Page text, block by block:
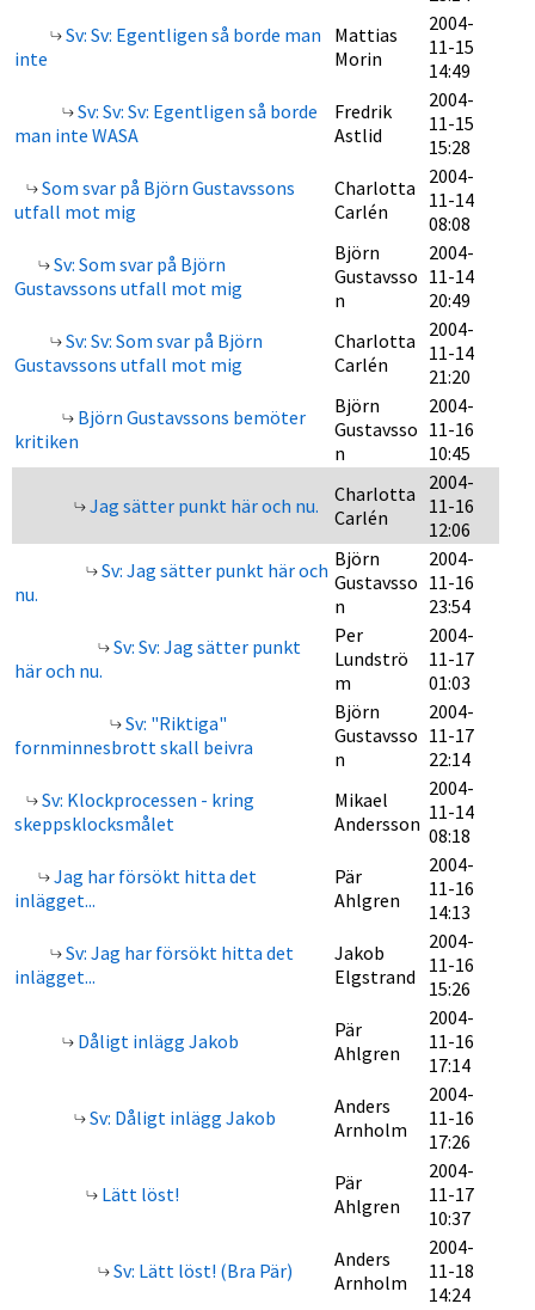
Sv: Sv: Egentligen så borde man
inte
Mattias
Morin
2004-
11-15
14:49
Sv: Sv: Sv: Egentligen så borde
man inte WASA
Fredrik
Astlid
2004-
11-15
15:28
Som svar på Björn Gustavssons
utfall mot mig
Charlotta
Carlén
2004-
11-14
08:08
Sv: Som svar på Björn
Gustavssons utfall mot mig
Björn
Gustavsso
n
2004-
11-14
20:49
Sv: Sv: Som svar på Björn
Gustavssons utfall mot mig
Charlotta
Carlén
2004-
11-14
21:20
Björn Gustavssons bemöter
kritiken
Björn
Gustavsso
n
2004-
11-16
10:45
Jag sätter punkt här och nu.
Charlotta
Carlén
2004-
11-16
12:06
Sv: Jag sätter punkt här och
nu.
Björn
Gustavsso
n
2004-
11-16
23:54
Sv: Sv: Jag sätter punkt
här och nu.
Per
Lundströ
m
2004-
11-17
01:03
Sv: "Riktiga"
fornminnesbrott skall beivra
Björn
Gustavsso
n
2004-
11-17
22:14
Sv: Klockprocessen - kring
skeppsklocksmålet
Mikael
Andersson
2004-
11-14
08:18
Jag har försökt hitta det
inlägget...
Pär
Ahlgren
2004-
11-16
14:13
Sv: Jag har försökt hitta det
inlägget...
Jakob
Elgstrand
2004-
11-16
15:26
Dåligt inlägg Jakob
Pär
Ahlgren
2004-
11-16
17:14
Sv: Dåligt inlägg Jakob
Anders
Arnholm
2004-
11-16
17:26
Lätt löst!
Pär
Ahlgren
2004-
11-17
10:37
Sv: Lätt löst! (Bra Pär)
Anders
Arnholm
2004-
11-18
14:24